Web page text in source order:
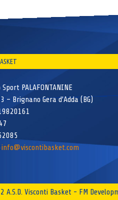
PALAFONTANINE
– Brignano Gera d’Adda (BG)
info@viscontibasket.com
A.S.D. Visconti Basket - FM